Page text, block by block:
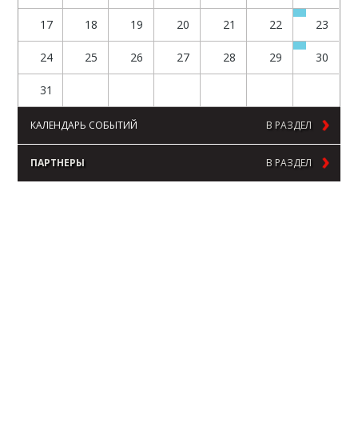
17 18 19 20 21 22 23
24 25 26 27 28 29 30
31
КАЛЕНДАРЬ СОБЫТИЙ В РАЗДЕЛ
ПАРТНЕРЫ В РАЗДЕЛ